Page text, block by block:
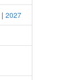
| 2027